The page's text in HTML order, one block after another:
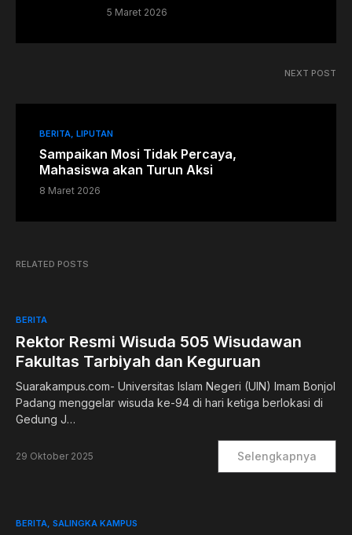
5 Maret 2026
NEXT POST
BERITA LIPUTAN
Sampaikan Mosi Tidak Percaya,
Mahasiswa akan Turun Aksi
8 Maret 2026
RELATED POSTS
BERITA
Rektor Resmi Wisuda 505 Wisudawan
Fakultas Tarbiyah dan Keguruan
Suarakampus.com- Universitas Islam Negeri (UIN) Imam Bonjol
Padang menggelar wisuda ke-94 di hari ketiga berlokasi di
Gedung J…
29 Oktober 2025 Selengkapnya
BERITA SALINGKA KAMPUS